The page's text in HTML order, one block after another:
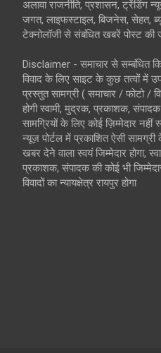
अलावा राजनीति, प्रशासन, ट्रेंडिंग
जगत, लाइफस्टाइल, बिजनेस, सेहत,
टेक्नोलॉजी से संबंधित खबरें पोस्ट की
Disclaimer - समाचार से सम्बंधित
विवाद के लिए साइट के कुछ तत्वों में
प्रस्तुत सामग्री ( समाचार / फोटो /
होगी स्वामी, मुद्रक, प्रकाशक,
सामग्रियों के लिए कोई ज़िम्मेदार नहीं
न्यूज़ पोर्टल में प्रकाशित ऐसी सामग्री
खबर देने वाला स्वयं जिम्मेदार होगा,
प्रकाशक, संपादक की कोई भी
विवादों का न्यायक्षेत्र रायपुर होगा